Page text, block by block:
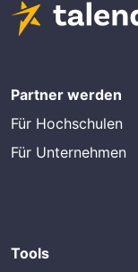
Partner werden
Für Hochschulen
Für Unternehmen
Tools